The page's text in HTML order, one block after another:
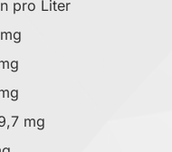
pro Liter
mg